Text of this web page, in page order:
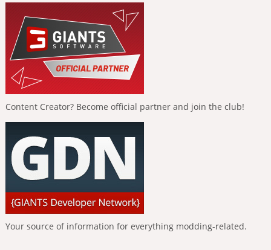
Content Creator? Become official partner and join the club!
Your source of information for everything modding-related.